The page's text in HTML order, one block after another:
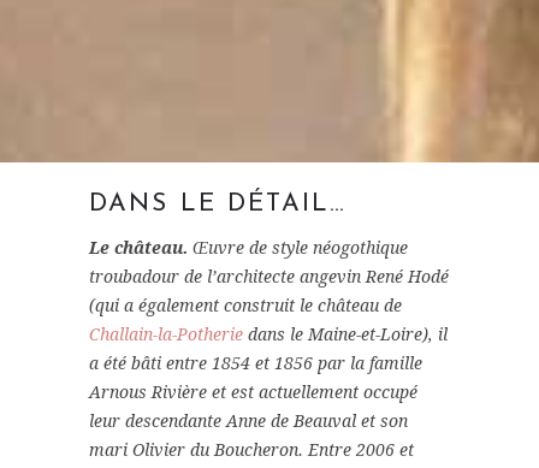
DANS LE DÉTAIL…
Le château. Œuvre de style néogothique
troubadour de l’architecte angevin René Hodé
(qui a également construit le château de
Challain-la-Potherie dans le Maine-et-Loire), il
a été bâti entre 1854 et 1856 par la famille
Arnous Rivière et est actuellement occupé
leur descendante Anne de Beauval et son
mari Olivier du Boucheron. Entre 2006 et